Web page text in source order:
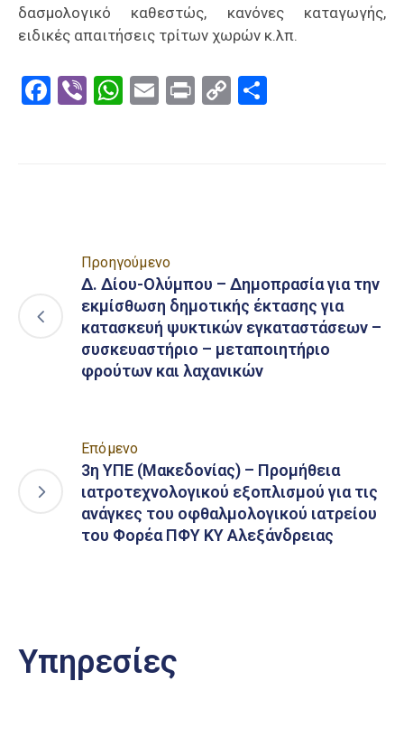
δασμολογικό καθεστώς, κανόνες καταγωγής,
ειδικές απαιτήσεις τρίτων χωρών κ.λπ.
Facebook
ViberWhatsApp
EmailPrintCopy
Προηγούμενο
Δ. Δίου-Ολύμπου – Δημοπρασία για την
εκμίσθωση δημοτικής έκτασης για
κατασκευή ψυκτικών εγκαταστάσεων –
συσκευαστήριο – μεταποιητήριο
φρούτων και λαχανικών
Επόμενο
3η ΥΠΕ (Μακεδονίας) – Προμήθεια
ιατροτεχνολογικού εξοπλισμού για τις
ανάγκες του οφθαλμολογικού ιατρείου
του Φορέα ΠΦΥ ΚΥ Αλεξάνδρειας
Υπηρεσίες